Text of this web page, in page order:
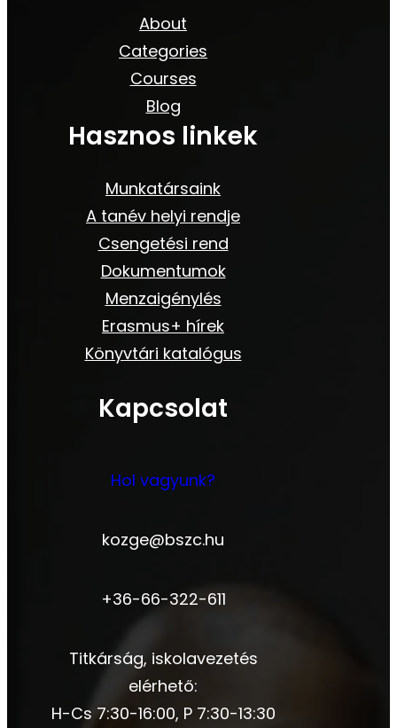
About
Categories
Courses
Blog
Hasznos linkek
Munkatársaink
A tanév helyi rendje
Csengetési rend
Dokumentumok
Menzaigénylés
Erasmus+ hírek
Könyvtári katalógus
Kapcsolat
Hol vagyunk?
kozge@bszc.hu
+36-66-322-611
Titkárság, iskolavezetés
elérhető:
H-Cs 7:30-16:00, P 7:30-13:30